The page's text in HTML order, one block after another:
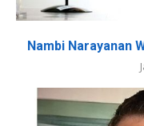
Nambi Narayanan